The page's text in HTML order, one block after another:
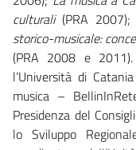
culturali(PRA 2007);
storico-musicale:
(PRA 2008 e
l’Università di
musica –
Presidenza del
lo Sviluppo